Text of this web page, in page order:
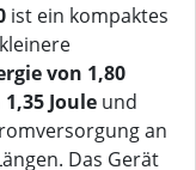
ist ein kompaktes
von 1,80
Joule und
an
Das Gerät